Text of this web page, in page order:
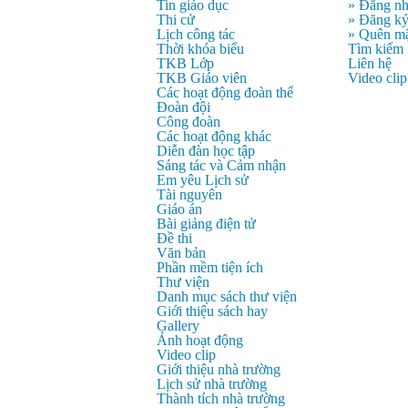
Tin giáo dục
Thi cử
Lịch công tác
Thời khóa biểu
TKB Lớp
TKB Giáo viên
Các hoạt động đoàn thể
Đoàn đội
Công đoàn
Các hoạt động khác
Diễn đàn học tập
Sáng tác và Cảm nhận
Em yêu Lịch sử
Tài nguyên
Giáo án
Bài giảng điện tử
Đề thi
Văn bản
Phần mềm tiện ích
Thư viện
Danh mục sách thư viện
Giới thiệu sách hay
Gallery
Ảnh hoạt động
Video clip
Giới thiệu nhà trường
Lịch sử nhà trường
Thành tích nhà trường
» Đăng
» Đăng ký
» Quên
Tìm kiếm
Liên hệ
Video clip